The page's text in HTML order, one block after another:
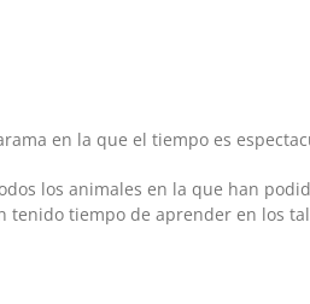
en la que el tiempo es
los animales en la que han
tenido tiempo de aprender en los